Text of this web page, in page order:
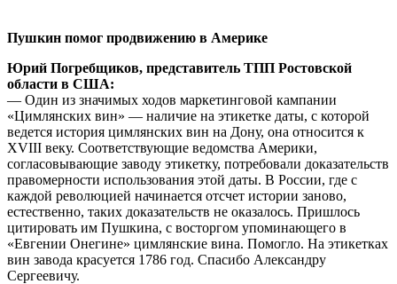
Пушкин помог продвижению в Америке
Юрий Погребщиков, представитель ТПП Ростовской
области в США:
— Один из значимых ходов маркетинговой кампании
«Цимлянских вин» — наличие на этикетке даты, с которой
ведется история цимлянских вин на Дону, она относится к
XVIII веку. Соответствующие ведомства Америки,
согласовывающие заводу этикетку, потребовали доказательств
правомерности использования этой даты. В России, где с
каждой революцией начинается отсчет истории заново,
естественно, таких доказательств не оказалось. Пришлось
цитировать им Пушкина, с восторгом упоминающего в
«Евгении Онегине» цимлянские вина. Помогло. На этикетках
вин завода красуется 1786 год. Спасибо Александру
Сергеевичу.